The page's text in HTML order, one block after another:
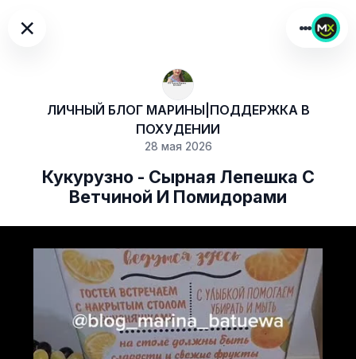
×
ЛИЧНЫЙ БЛОГ МАРИНЫ|ПОДДЕРЖКА В
ПОХУДЕНИИ
28 мая 2026
Кукурузно - Сырная Лепешка С
Ветчиной И Помидорами